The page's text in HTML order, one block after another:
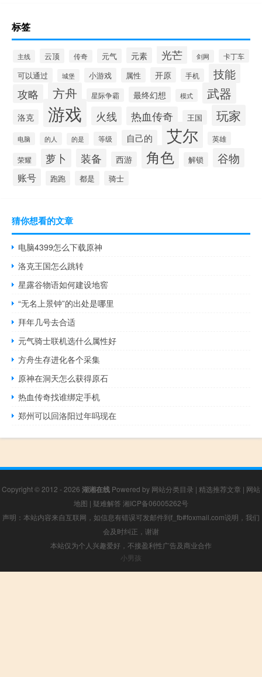
标签
主线 云顶 传奇 元气 元素 光芒 剑网 卡丁车
可以通过 城堡 小游戏 属性 开原 手机 技能
攻略 方舟 星际争霸 最终幻想 模式 武器
洛克 游戏 火线 热血传奇 王国 玩家
电脑 的人 的是 等级 自己的 艾尔 英雄
荣耀 萝卜 装备 西游 角色 解锁 谷物
账号 跑跑 都是 骑士
猜你想看的文章
电脑4399怎么下载原神
洛克王国怎么跳转
星露谷物语如何建设地窖
“无名上景钟”的出处是哪里
拜年几号去合适
元气骑士联机选什么属性好
方舟生存进化各个采集
原神在洞天怎么获得原石
热血传奇找谁绑定手机
郑州可以回洛阳过年吗现在
Copyright © 2012 - 2026 湖湘在线 Powered by 网站分类目录 | 精选推荐文章 | 网站
地图 | 疑难解答 湘ICP备06005262号
声明：本站内容来自互联网，如信息有错误可发邮件到f_fb#foxmail.com说明，我们
会及时纠正，谢谢
本站仅为个人兴趣爱好，不接盈利性广告及商业合作
小男孩